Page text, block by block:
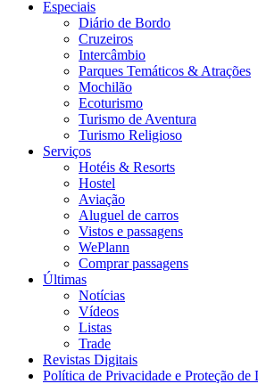
Especiais
Diário de Bordo
Cruzeiros
Intercâmbio
Parques Temáticos & Atrações
Mochilão
Ecoturismo
Turismo de Aventura
Turismo Religioso
Serviços
Hotéis & Resorts
Hostel
Aviação
Aluguel de carros
Vistos e passagens
WePlann
Comprar passagens
Últimas
Notícias
Vídeos
Listas
Trade
Revistas Digitais
Política de Privacidade e Proteção de